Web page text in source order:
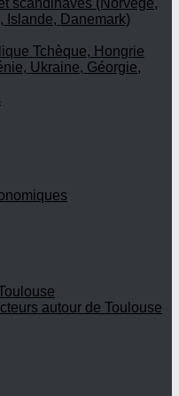
scandinaves (Norvège,
Islande, Danemark)
Tchèque, Hongrie
Ukraine, Géorgie,
autour de Toulouse